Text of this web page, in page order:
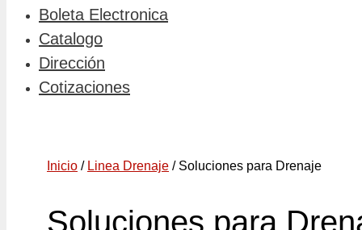
Boleta Electronica
Catalogo
Dirección
Cotizaciones
Inicio / Linea Drenaje / Soluciones para Drenaje
Soluciones para